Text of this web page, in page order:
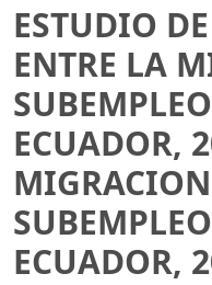
ESTUDIO
ENTRE LA
ECUADOR,
ECUADOR,